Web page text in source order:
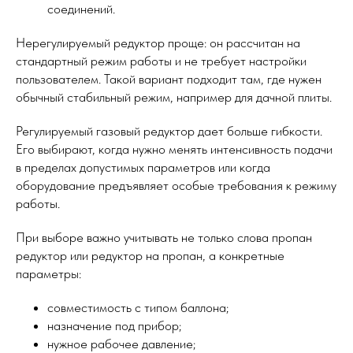
соединений.
Нерегулируемый редуктор проще: он рассчитан на
стандартный режим работы и не требует настройки
пользователем. Такой вариант подходит там, где нужен
обычный стабильный режим, например для дачной плиты.
Регулируемый газовый редуктор дает больше гибкости.
Его выбирают, когда нужно менять интенсивность подачи
в пределах допустимых параметров или когда
оборудование предъявляет особые требования к режиму
работы.
При выборе важно учитывать не только слова пропан
редуктор или редуктор на пропан, а конкретные
параметры:
совместимость с типом баллона;
назначение под прибор;
нужное рабочее давление;